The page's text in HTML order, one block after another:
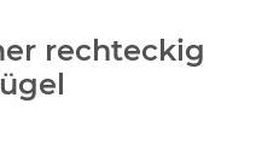
rechteckig